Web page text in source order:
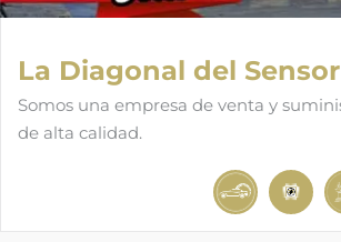
La Diagonal del Sensor
Somos una empresa de venta y
de alta calidad.